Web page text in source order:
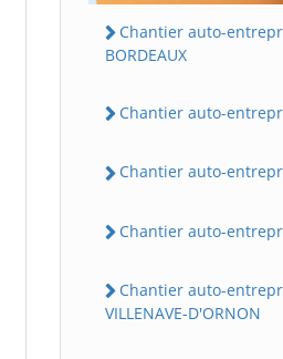
Chantier auto-
BORDEAUX
Chantier auto-
Chantier auto-
Chantier auto-
Chantier auto-
VILLENAVE-D'ORNON